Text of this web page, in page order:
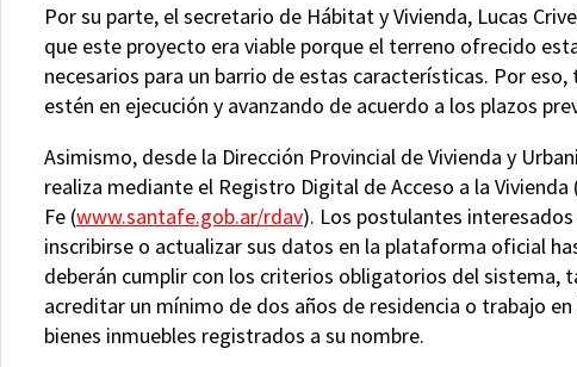
Por su parte, el secretario de Hábitat y Vivienda, Lucas
que este proyecto era viable porque el terreno ofrecido
necesarios para un barrio de estas características. Por
estén en ejecución y avanzando de acuerdo a los plazos
Asimismo, desde la Dirección Provincial de Vivienda y
realiza mediante el Registro Digital de Acceso a la
Fe (www.santafe.gob.ar/rdav). Los postulantes
inscribirse o actualizar sus datos en la plataforma oficial
deberán cumplir con los criterios obligatorios del
acreditar un mínimo de dos años de residencia o trabajo
bienes inmuebles registrados a su nombre.